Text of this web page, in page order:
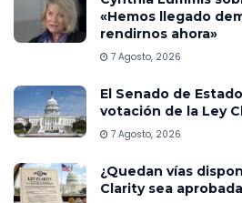
«Hemos llegado
rendirnos ahora»
7 Agosto, 2026
El Senado de
votación de la Ley
7 Agosto, 2026
¿Quedan vías
Clarity sea